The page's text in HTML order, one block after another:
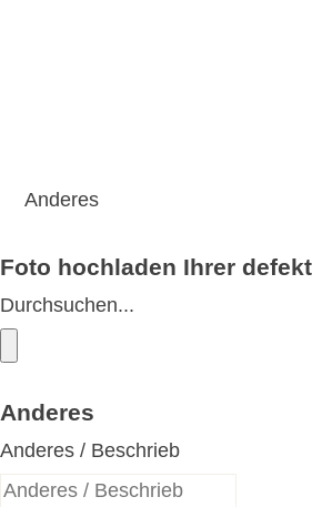
Anderes
Foto hochladen Ihrer
Durchsuchen...
Anderes
Anderes / Beschrieb